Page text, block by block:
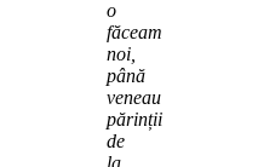
o
făceam
noi,
până
veneau
părinții
de
la